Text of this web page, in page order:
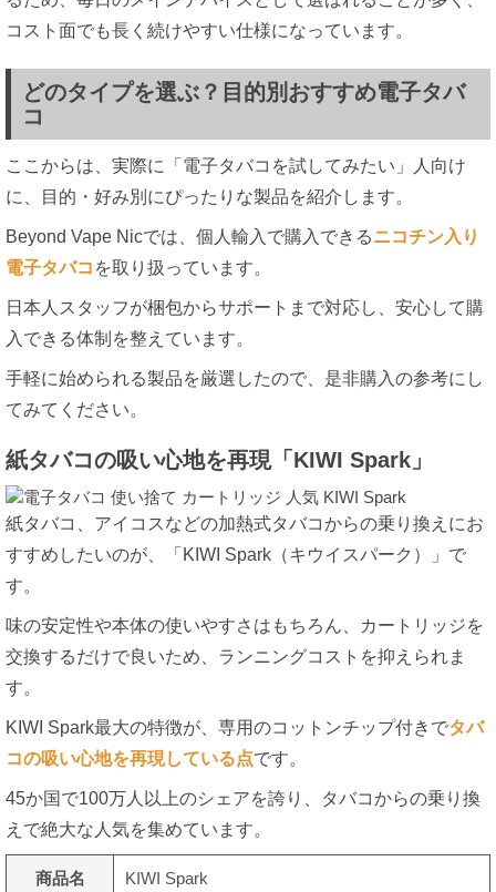
コスト面でも長く続けやすい仕様になっています。
どのタイプを選ぶ？目的別おすすめ電子タバ
コ
ここからは、実際に「電子タバコを試してみたい」人向け
に、目的・好み別にぴったりな製品を紹介します。
Beyond Vape Nicでは、個人輸入で購入できるニコチン入り
電子タバコ を取り扱っています。
日本人スタッフが梱包からサポートまで対応し、安心して購
入できる体制を整えています。
手軽に始められる製品を厳選したので、是非購入の参考にし
てみてください。
紙タバコの吸い心地を再現「KIWI Spark」
紙タバコ、アイコスなどの加熱式タバコからの乗り換えにお
すすめしたいのが、「KIWI Spark（キウイスパーク）」で
す。
味の安定性や本体の使いやすさはもちろん、カートリッジを
交換するだけで良いため、ランニングコストを抑えられま
す。
KIWI Spark最大の特徴が、専用のコットンチップ付きでタバ
コの吸い心地を再現している点です。
45か国で100万人以上のシェアを誇り、タバコからの乗り換
えで絶大な人気を集めています。
商品名 KIWI Spark